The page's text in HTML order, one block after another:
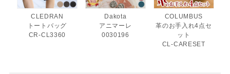
CLEDRAN
トートバッグ
CR-CL3360
Dakota
アニマーレ
0030196
COLUMBUS
革のお手入れ4点セ
ット
CL-CARESET